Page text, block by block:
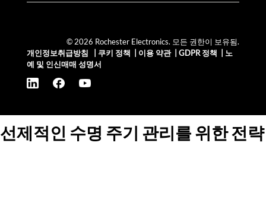
© 2026 Rochester Electronics. 모든 권한이 보유됨.
개인정보취급방침
쿠키 정책 이용 약관| GDPR 정책
노
예 및 인신매매 성명서
선제적인 수명 주기 관리를 위한 전략